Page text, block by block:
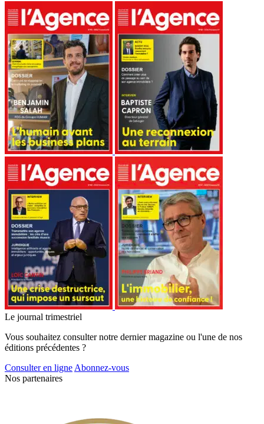
Le journal trimestriel
Vous souhaitez consulter notre dernier magazine ou l'une de nos
éditions précédentes ?
Consulter en ligne Abonnez-vous
Nos partenaires